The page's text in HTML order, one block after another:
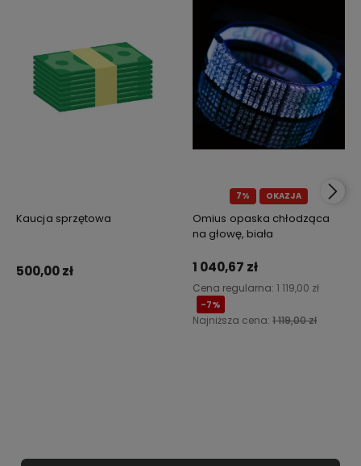
Kaucja sprzętowa
500,00 zł
7% OKAZJA
Omius opaska chłodząca
na głowę, biała
1 040,67 zł
Cena regularna: 1 119,00 zł
-7%
Najniższa cena: 1 119,00 zł